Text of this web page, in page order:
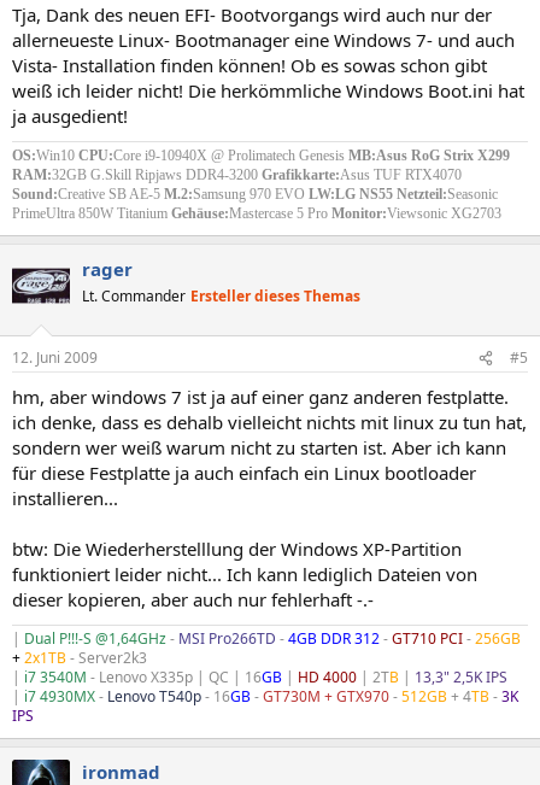
Tja, Dank des neuen EFI- Bootvorgangs wird auch nur der
allerneueste Linux- Bootmanager eine Windows 7- und auch
Vista- Installation finden können! Ob es sowas schon gibt
weiß ich leider nicht! Die herkömmliche Windows Boot.ini hat
ja ausgedient!
OS:Win10 CPU:Core i9-10940X @ Prolimatech Genesis MB:Asus RoG Strix X299
RAM:32GB G.Skill Ripjaws DDR4-3200 Grafikkarte:Asus TUF RTX4070
Sound:Creative SB AE-5 M.2:Samsung 970 EVO LW:LG NS55 Netzteil:Seasonic
PrimeUltra 850W Titanium Gehäuse:Mastercase 5 Pro Monitor:Viewsonic XG2703
rager
Lt. Commander Ersteller dieses Themas
12. Juni 2009 #5
hm, aber windows 7 ist ja auf einer ganz anderen festplatte.
ich denke, dass es dehalb vielleicht nichts mit linux zu tun hat,
sondern wer weiß warum nicht zu starten ist. Aber ich kann
für diese Festplatte ja auch einfach ein Linux bootloader
installieren...
btw: Die Wiederherstelllung der Windows XP-Partition
funktioniert leider nicht... Ich kann lediglich Dateien von
dieser kopieren, aber auch nur fehlerhaft -.-
| Dual P!!!-S @1,64GHz- MSI Pro266TD -4GB DDR 312-GT710 PCI-256GB
+2x1TB- Server2k3
| i7 3540M - Lenovo X335p | QC | 16GB | HD 4000 | 2TB | 13,3" 2,5K IPS
| i7 4930MX- Lenovo T540p- 16GB-GT730M + GTX970-512GB+ 4TB-3K
IPS
ironmad